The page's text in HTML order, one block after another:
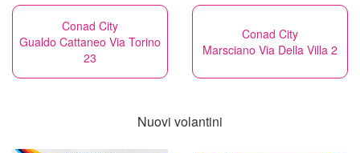
Conad City
Gualdo Cattaneo Via Torino
23
Conad City
Marsciano Via Della Villa 2
Nuovi volantini